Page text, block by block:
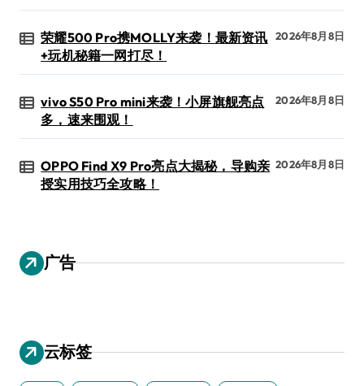
荣耀500 Pro携MOLLY来袭！最新资讯
+玩机秘籍一网打尽！
2026年8月8日
vivo S50 Pro mini来袭！小屏旗舰亮点
多，速来围观！
2026年8月8日
OPPO Find X9 Pro亮点大揭秘，导购亲
授实用技巧全攻略！
2026年8月8日
广告
云标签